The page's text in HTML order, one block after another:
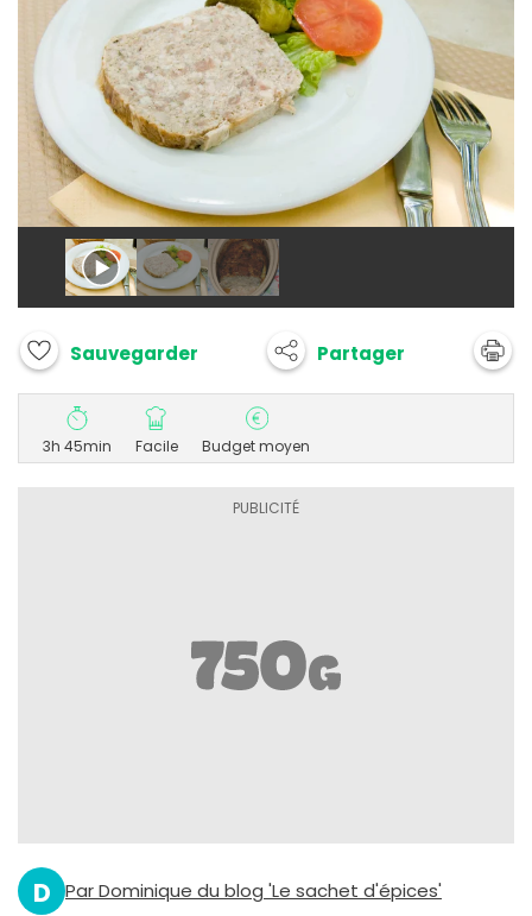
Sauvegarder Partager
3h 45min Facile Budget moyen
D Par Dominique du blog 'Le sachet d'épices'